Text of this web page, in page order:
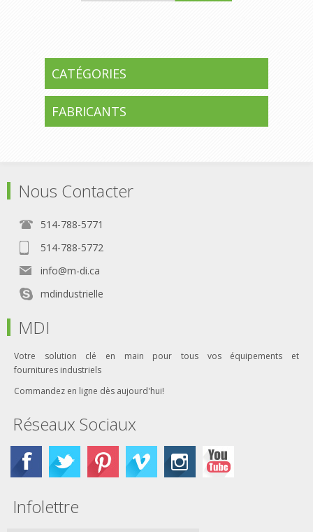
CATÉGORIES
FABRICANTS
Nous Contacter
514-788-5771
514-788-5772
info@m-di.ca
mdindustrielle
MDI
Votre solution clé en main pour tous vos équipements et
fournitures industriels
Commandez en ligne dès aujourd'hui!
Réseaux Sociaux
Infolettre